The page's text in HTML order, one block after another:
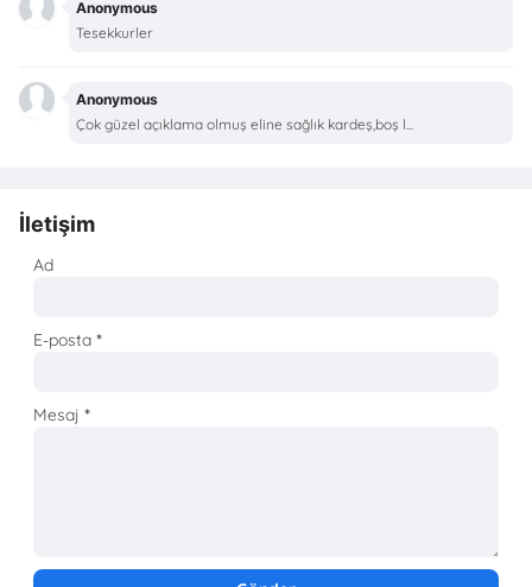
Anonymous
Tesekkurler
Anonymous
Çok güzel açıklama olmuş eline sağlık kardeş,boş l...
İletişim
Ad
E-posta*
Mesaj*